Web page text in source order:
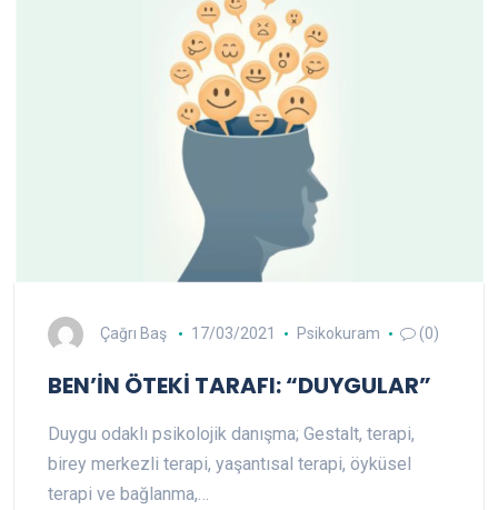
Çağrı Baş 17/03/2021 Psikokuram (0)
BEN’İN ÖTEKİ TARAFI: “DUYGULAR”
Duygu odaklı psikolojik danışma; Gestalt, terapi,
birey merkezli terapi, yaşantısal terapi, öyküsel
terapi ve bağlanma,…